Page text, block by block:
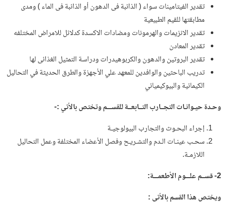
تقدير الفيتامينات سواء ( الذائبة فى الدهون أو الذائبة فى الماء ) ومدى
مطابقتها للقيم الطبيعية
تقدير الانزيمات والهرمونات ومضادات الاكسدة كدلائل للامراض المختلفه
تقدير المعادن
تقدير البروتين والدهون والكربوهيدرات ودراسة التمثيل الغذائى لها
تدريب الباحثين والوافدين للمعهد علي الأجهزة والطرق الحديثة في التحاليل
الكيمائية والبيوكيميائي
وحـدة حيـوانـات التجــارب التــابعــة للقســـم وتختص بالأتي :-
إجراء البحـوث والتجارب البيولوجيـة
سحـب عينـات الـدم والتشـريـح وفصل الأعضاء المختلفة وعمل التحاليل
اللازمـة.
2- قســم علـــوم الأطعمـــة:
ويختص هذا القسم بالأتي :